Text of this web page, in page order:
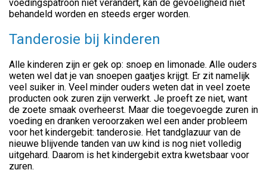
voedingspatroon niet verandert, kan de gevoeligheid niet
behandeld worden en steeds erger worden.
Tanderosie bij kinderen
Alle kinderen zijn er gek op: snoep en limonade. Alle ouders
weten wel dat je van snoepen gaatjes krijgt. Er zit namelijk
veel suiker in. Veel minder ouders weten dat in veel zoete
producten ook zuren zijn verwerkt. Je proeft ze niet, want
de zoete smaak overheerst. Maar die toegevoegde zuren in
voeding en dranken veroorzaken wel een ander probleem
voor het kindergebit: tanderosie. Het tandglazuur van de
nieuwe blijvende tanden van uw kind is nog niet volledig
uitgehard. Daarom is het kindergebit extra kwetsbaar voor
zuren.